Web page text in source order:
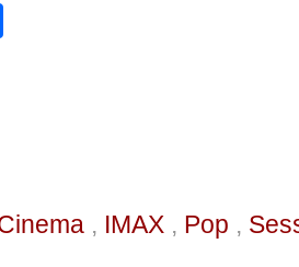
, IMAX , Pop ,